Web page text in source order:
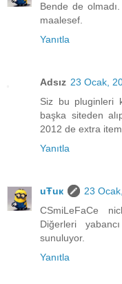
Bende de
maalesef.
Yanıtla
Adsız 23 Ocak,
Siz bu pluginleri
başka siteden
2012 de extra
Yanıtla
uŦuк
23
CSmiLeFaCe
Diğerleri
sunuluyor.
Yanıtla